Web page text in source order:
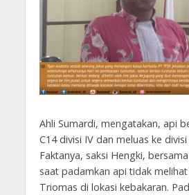
Ahli Sumardi, mengatakan, api
C14 divisi IV dan meluas ke
Faktanya, saksi Hengki,
saat padamkan api tidak
Triomas di lokasi kebakaran.